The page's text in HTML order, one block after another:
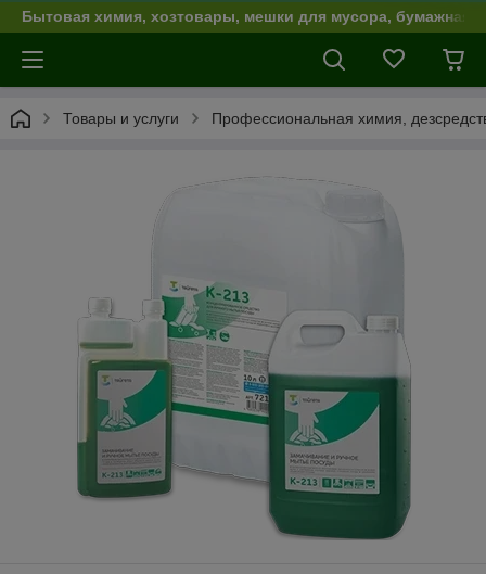
Бытовая химия, хозтовары, мешки для мусора, бумажная
Товары и услуги Профессиональная химия,